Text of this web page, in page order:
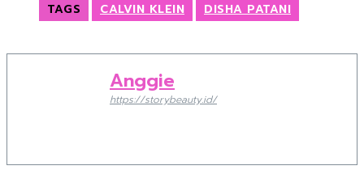
TAGS CALVIN KLEIN DISHA PATANI
Anggie
https://storybeauty.id/